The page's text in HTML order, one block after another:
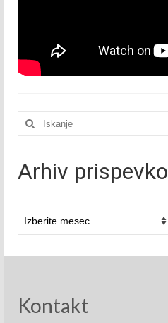
Avgust 2015
Oktober 2015
Januar 2016
Išči:
Arhiv
Kontakt